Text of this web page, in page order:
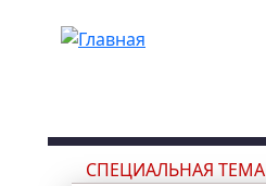
СПЕЦИАЛЬНАЯ ТЕМА